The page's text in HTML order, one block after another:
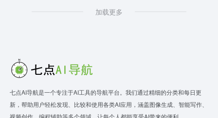
加载更多
七点AI导航是一个专注于AI工具的导航平台。我们通过精细的分类和每日更
新，帮助用户轻松发现、比较和使用各类AI应用，涵盖图像生成、智能写作、
视频创作、编程辅助等多个领域，让每个人都能享受AI带来的便利。